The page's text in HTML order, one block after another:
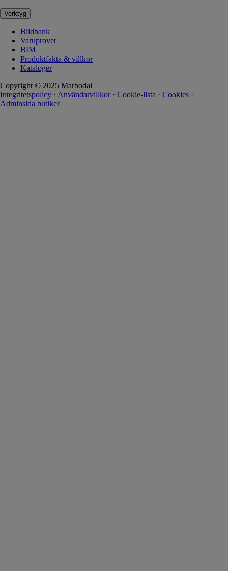
Verktyg
Bildbank
Varuprover
BIM
Produktfakta & villkor
Kataloger
Copyright © 2025 Marbodal
Integritetspolicy · Användarvillkor · Cookie-lista · Cookies ·
Adminsida butiker